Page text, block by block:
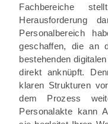
Fachbereiche
Herausforderung
Personalbereich
geschaffen, die an
bestehenden
direkt anknüpft.
klaren Strukturen
dem Prozess
Personalakte kann